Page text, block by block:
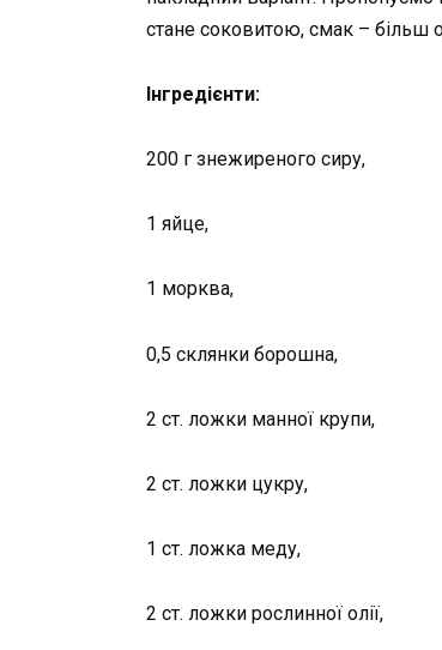
стане соковитою, смак – більш
Інгредієнти:
200 г знежиреного сиру,
1 яйце,
1 морква,
0,5 склянки борошна,
2 ст. ложки манної крупи,
2 ст. ложки цукру,
1 ст. ложка меду,
2 ст. ложки рослинної олії,